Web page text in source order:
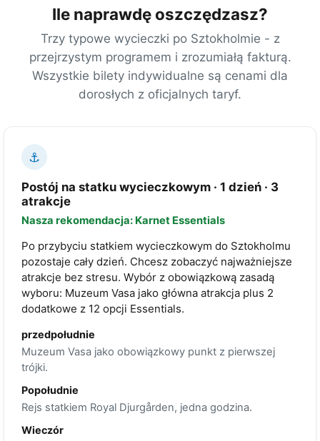
Ile naprawdę oszczędzasz?
Trzy typowe wycieczki po Sztokholmie - z
przejrzystym programem i zrozumiałą fakturą.
Wszystkie bilety indywidualne są cenami dla
dorosłych z oficjalnych taryf.
⚓
Postój na statku wycieczkowym · 1 dzień · 3
atrakcje
Nasza rekomendacja: Karnet Essentials
Po przybyciu statkiem wycieczkowym do Sztokholmu
pozostaje cały dzień. Chcesz zobaczyć najważniejsze
atrakcje bez stresu. Wybór z obowiązkową zasadą
wyboru: Muzeum Vasa jako główna atrakcja plus 2
dodatkowe z 12 opcji Essentials.
przedpołudnie
Muzeum Vasa jako obowiązkowy punkt z pierwszej
trójki.
Popołudnie
Rejs statkiem Royal Djurgården, jedna godzina.
Wieczór